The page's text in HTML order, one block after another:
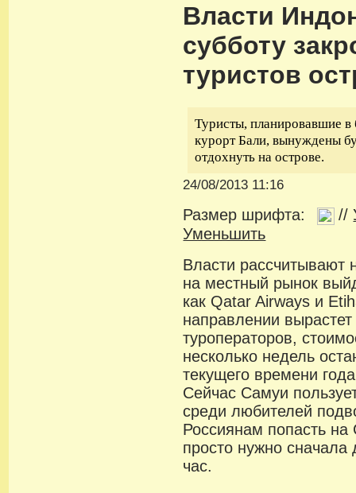
Власти
субботу
туристов
Туристы, планировавшие
курорт Бали, вынуждены
отдохнуть на острове.
24/08/2013 11:16
Размер шрифта: //
Уменьшить
Власти рассчитывают
на местный рынок
как Qatar Airways и
направлении
туроператоров,
несколько недель
текущего времени
Сейчас Самуи
среди любителей
Россиянам попасть
просто нужно
час.